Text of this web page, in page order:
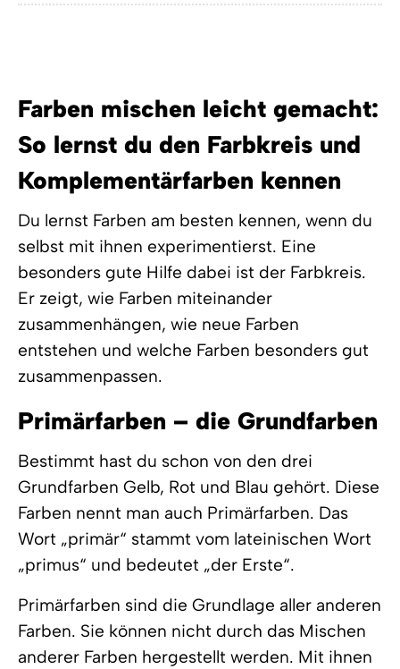
Farben mischen leicht gemacht:
So lernst du den Farbkreis und
Komplementärfarben kennen
Du lernst Farben am besten kennen, wenn du
selbst mit ihnen experimentierst. Eine
besonders gute Hilfe dabei ist der Farbkreis.
Er zeigt, wie Farben miteinander
zusammenhängen, wie neue Farben
entstehen und welche Farben besonders gut
zusammenpassen.
Primärfarben – die Grundfarben
Bestimmt hast du schon von den drei
Grundfarben Gelb, Rot und Blau gehört. Diese
Farben nennt man auch Primärfarben. Das
Wort „primär“ stammt vom lateinischen Wort
„primus“ und bedeutet „der Erste“.
Primärfarben sind die Grundlage aller anderen
Farben. Sie können nicht durch das Mischen
anderer Farben hergestellt werden. Mit ihnen